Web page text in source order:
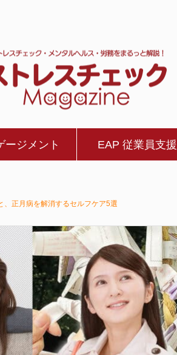
ージメント EAP 従業員支援
正月病を解消するセルフケア5選